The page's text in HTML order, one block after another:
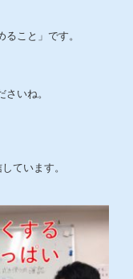
こと」です。
いね。
ています。